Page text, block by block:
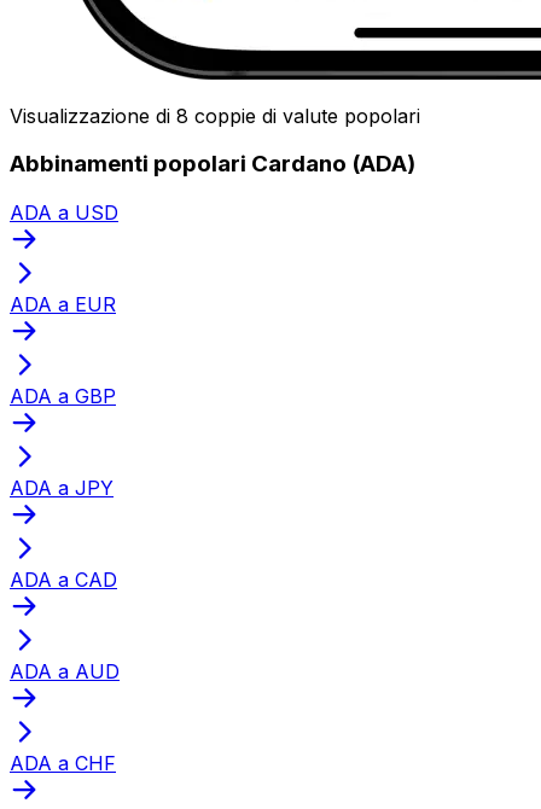
Visualizzazione di 8 coppie di valute popolari
Abbinamenti popolari Cardano (ADA)
ADA a USD
ADA a EUR
ADA a GBP
ADA a JPY
ADA a CAD
ADA a AUD
ADA a CHF